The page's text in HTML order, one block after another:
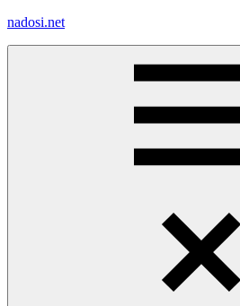
Zum
nadosi.net